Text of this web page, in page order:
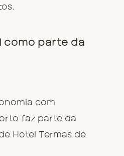
como parte da
com
faz parte da
Hotel Termas de